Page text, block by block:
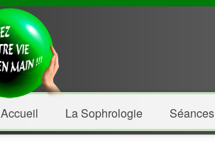
Accueil La Sophrologie